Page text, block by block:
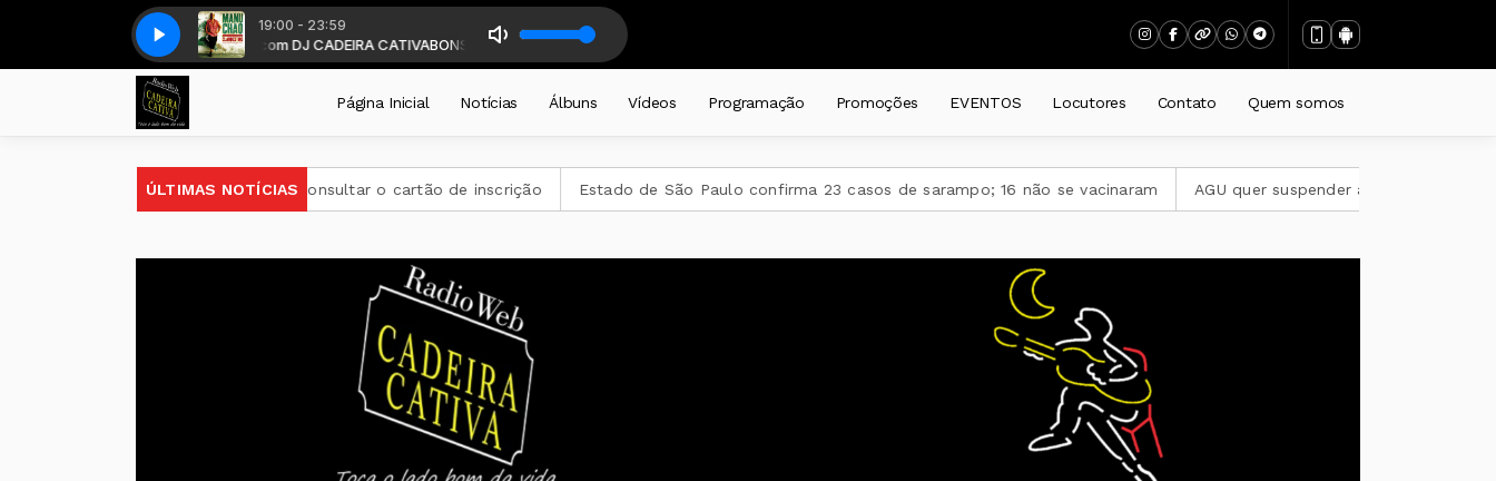
19:00 - 23:59
a partir das 19 horas . com DJ CADEIRA CATIVABONS TEMPOS CADEIRA diariamente a partir das 19 horas . com DJ CADEIRA CATIVA
RON DE WORD BA ÓTIMA MIX 22 LATINAMANU CHAO , CANEK GONALES E SAIDE - CLANDESTINO RON DE WORD BA ÓTIMA MIX 22 LATINA
Página Inicial Notícias Álbuns Vídeos Programação Promoções EVENTOS Locutores Contato Quem somos
ÚLTIMAS NOTÍCIAS
Encceja 2026 podem consultar o cartão de inscrição Estado de São Paulo confirma 23 casos de sarampo; 16 não se vacinaram AGU quer suspender a plataforma Discord no Brasil